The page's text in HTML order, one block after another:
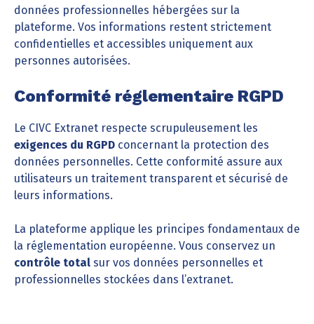
données professionnelles hébergées sur la
plateforme. Vos informations restent strictement
confidentielles et accessibles uniquement aux
personnes autorisées.
Conformité réglementaire RGPD
Le CIVC Extranet respecte scrupuleusement les
exigences du RGPD concernant la protection des
données personnelles. Cette conformité assure aux
utilisateurs un traitement transparent et sécurisé de
leurs informations.
La plateforme applique les principes fondamentaux de
la réglementation européenne. Vous conservez un
contrôle total sur vos données personnelles et
professionnelles stockées dans l’extranet.